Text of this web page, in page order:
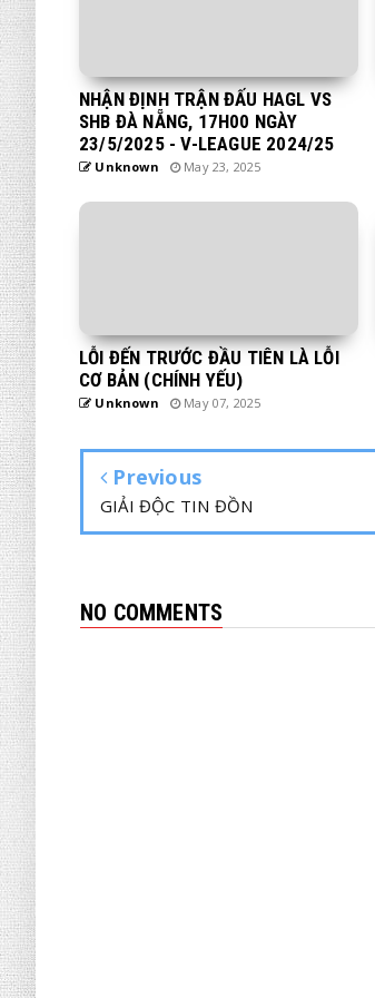
NHẬN ĐỊNH TRẬN ĐẤU HAGL VS
SHB ĐÀ NẴNG, 17H00 NGÀY
23/5/2025 - V-LEAGUE 2024/25
Unknown May 23, 2025
LỖI ĐẾN TRƯỚC ĐẦU TIÊN LÀ LỖI
CƠ BẢN (CHÍNH YẾU)
Unknown May 07, 2025
Previous
GIẢI ĐỘC TIN ĐỒN
NO COMMENTS